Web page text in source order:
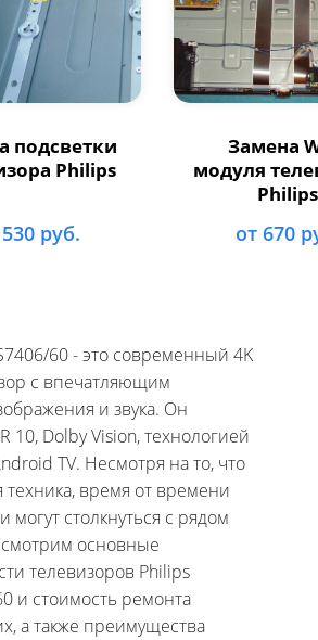
подсветки
Philips
руб.
Замена
модуля
Philips
от 670
60 - это современный 4K
с впечатляющим
и звука. Он
10, Dolby Vision, технологией
TV. Несмотря на то, что
техника, время от времени
могут столкнуться с рядом
основные
телевизоров Philips
и стоимость ремонта
а также преимущества